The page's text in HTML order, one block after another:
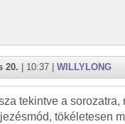
20. | 10:37 | WILLYLONG
tekintve a sorozatra,
tökéletesen